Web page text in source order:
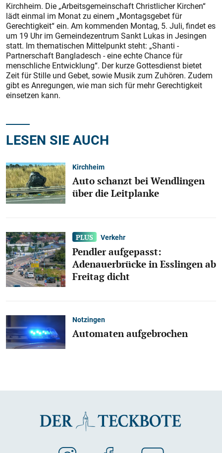
Kirchheim. Die „Arbeitsgemeinschaft Christlicher Kirchen“
lädt einmal im Monat zu einem „Montagsgebet für
Gerechtigkeit“ ein. Am kommenden Montag, 5. Juli, findet es
um 19 Uhr im Gemeindezentrum Sankt Lukas in Jesingen
statt. Im thematischen Mittelpunkt steht: „Shanti -
Partnerschaft Bangladesch - eine echte Chance für
menschliche Entwicklung“. Der kurze Gottesdienst bietet
Zeit für Stille und Gebet, sowie Musik zum Zuhören. Zudem
gibt es Anregungen, wie man sich für mehr Gerechtigkeit
einsetzen kann.
LESEN SIE AUCH
Kirchheim
Auto schanzt bei Wendlingen
über die Leitplanke
Verkehr
Pendler aufgepasst:
Adenauerbrücke in Esslingen ab
Freitag dicht
Notzingen
Automaten aufgebrochen